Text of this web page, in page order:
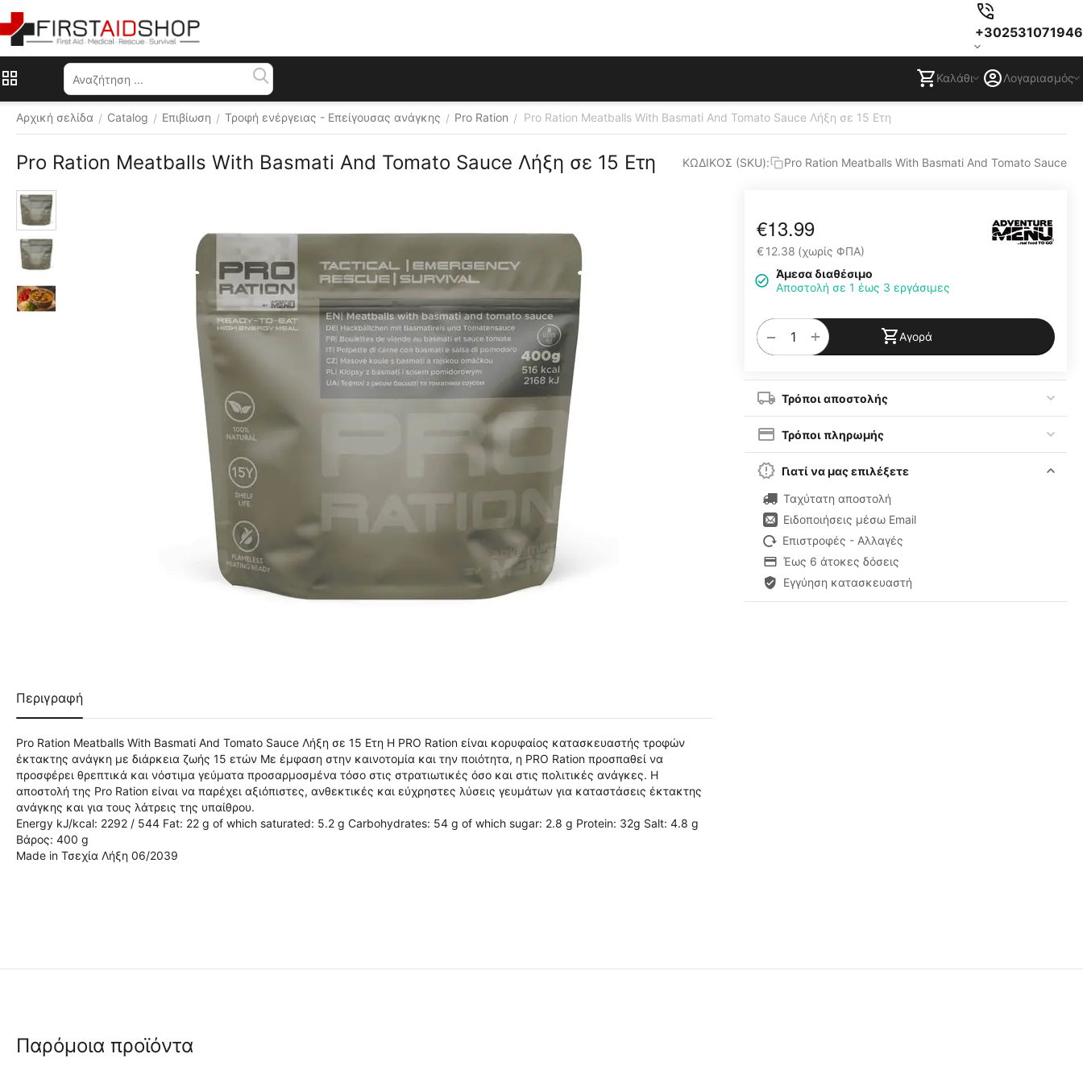
+302531071946
Καλάθι Λογαριασμός
Αρχική σελίδα / Catalog / Επιβίωση / Τροφή ενέργειας - Επείγουσας ανάγκης / Pro Ration / Pro Ration Meatballs With Basmati And Tomato Sauce Λήξη σε 15 Ετη
Pro Ration Meatballs With Basmati And Tomato Sauce Λήξη σε 15 Ετη ΚΩΔΙΚΟΣ (SKU): Pro Ration Meatballs With Basmati And Tomato Sauce
€13.99
€12.38 (χωρίς ΦΠΑ)
Άμεσα διαθέσιμο
Αποστολή σε 1 έως 3 εργάσιμες
+
− Αγορά
Τρόποι αποστολής
Τρόποι πληρωμής
Γιατί να μας επιλέξετε
Ταχύτατη αποστολή
Ειδοποιήσεις μέσω Email
Επιστροφές - Αλλαγές
Έως 6 άτοκες δόσεις
Εγγύηση κατασκευαστή
Περιγραφή
Pro Ration Meatballs With Basmati And Tomato Sauce Λήξη σε 15 Ετη Η PRO Ration είναι κορυφαίος κατασκευαστής τροφών
έκτακτης ανάγκη με διάρκεια ζωής 15 ετών Με έμφαση στην καινοτομία και την ποιότητα, η PRO Ration προσπαθεί να
προσφέρει θρεπτικά και νόστιμα γεύματα προσαρμοσμένα τόσο στις στρατιωτικές όσο και στις πολιτικές ανάγκες. Η
αποστολή της Pro Ration είναι να παρέχει αξιόπιστες, ανθεκτικές και εύχρηστες λύσεις γευμάτων για καταστάσεις έκτακτης
ανάγκης και για τους λάτρεις της υπαίθρου.
Energy kJ/kcal: 2292 / 544 Fat: 22 g of which saturated: 5.2 g Carbohydrates: 54 g of which sugar: 2.8 g Protein: 32g Salt: 4.8 g
Βάρος: 400 g
Made in Τσεχία Λήξη 06/2039
Παρόμοια προϊόντα